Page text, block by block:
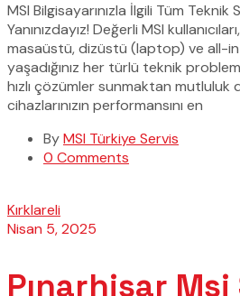
MSI Bilgisayarınızla İlgili Tüm Teknik
Yanınızdayız! Değerli MSI
masaüstü, dizüstü (laptop) ve all-
yaşadığınız her türlü teknik
hızlı çözümler sunmaktan mutluluk
cihazlarınızın performansını en
ByMSI Türkiye Servis
0 Comments
Kırklareli
Nisan 5, 2025
Pınarhisar